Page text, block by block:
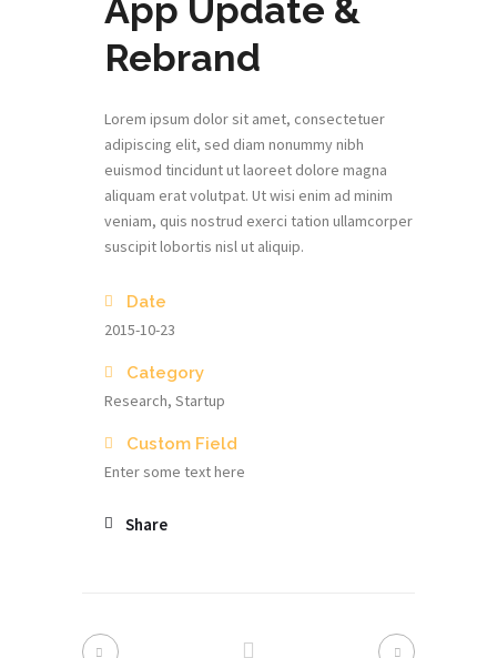
App Update &
Rebrand
Lorem ipsum dolor sit amet, consectetuer
adipiscing elit, sed diam nonummy nibh
euismod tincidunt ut laoreet dolore magna
aliquam erat volutpat. Ut wisi enim ad minim
veniam, quis nostrud exerci tation ullamcorper
suscipit lobortis nisl ut aliquip.
Date
2015-10-23
Category
Research, Startup
Custom Field
Enter some text here
Share